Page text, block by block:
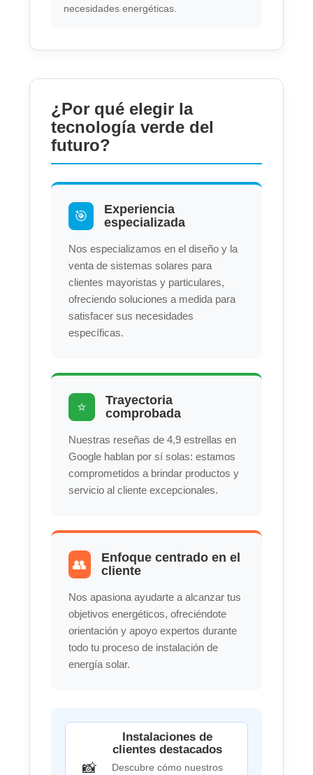
necesidades energéticas.
¿Por qué elegir la
tecnología verde del
futuro?
🎯
Experiencia
especializada
Nos especializamos en el diseño y la
venta de sistemas solares para
clientes mayoristas y particulares,
ofreciendo soluciones a medida para
satisfacer sus necesidades
específicas.
⭐
Trayectoria
comprobada
Nuestras reseñas de 4,9 estrellas en
Google hablan por sí solas: estamos
comprometidos a brindar productos y
servicio al cliente excepcionales.
👥
Enfoque centrado en el
cliente
Nos apasiona ayudarte a alcanzar tus
objetivos energéticos, ofreciéndote
orientación y apoyo expertos durante
todo tu proceso de instalación de
energía solar.
📸
Instalaciones de
clientes destacados
Descubre cómo nuestros